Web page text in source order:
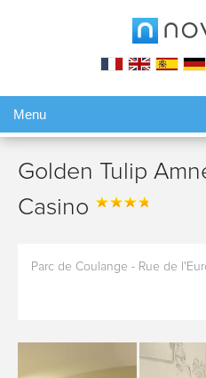
Menu
Golden Tulip
Casino
Parc de Coulange - Rue de